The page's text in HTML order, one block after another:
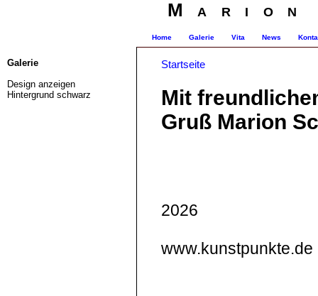
Home Galerie Vita News
Startseite
Mit
Gruß Marion
2026
www.kunstpunkte.de
Galerie
Design anzeigen
Hintergrund schwarz